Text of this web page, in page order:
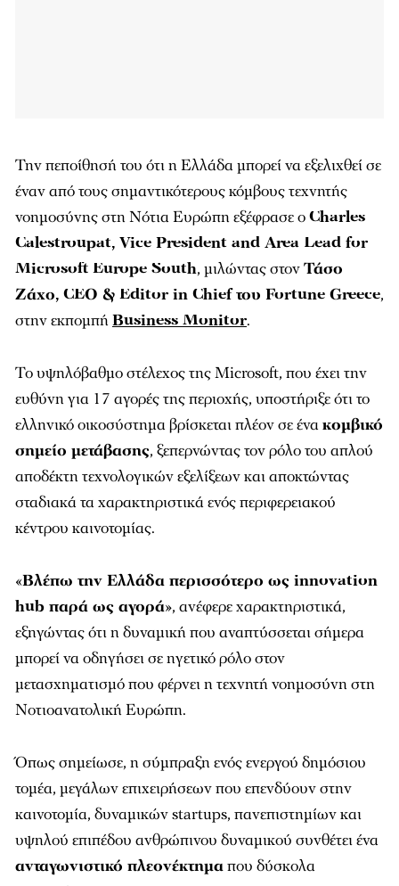
Την πεποίθησή του ότι η Ελλάδα μπορεί να εξελιχθεί σε
έναν από τους σημαντικότερους κόμβους τεχνητής
νοημοσύνης στη Νότια Ευρώπη εξέφρασε οCharles
Calestroupat, Vice President and Area Lead for
Microsoft Europe South, μιλώντας στονΤάσο
Ζάχο, CEO & Editor in Chief του Fortune Greece,
στην εκπομπήBusiness Monitor.
Το υψηλόβαθμο στέλεχος της Microsoft, που έχει την
ευθύνη για 17 αγορές της περιοχής, υποστήριξε ότι το
ελληνικό οικοσύστημα βρίσκεται πλέον σε ένακομβικό
σημείο μετάβασης, ξεπερνώντας τον ρόλο του απλού
αποδέκτη τεχνολογικών εξελίξεων και αποκτώντας
σταδιακά τα χαρακτηριστικά ενός περιφερειακού
κέντρου καινοτομίας.
«Βλέπω την Ελλάδα περισσότερο ως innovation
hub παρά ως αγορά», ανέφερε χαρακτηριστικά,
εξηγώντας ότι η δυναμική που αναπτύσσεται σήμερα
μπορεί να οδηγήσει σε ηγετικό ρόλο στον
μετασχηματισμό που φέρνει η τεχνητή νοημοσύνη στη
Νοτιοανατολική Ευρώπη.
Όπως σημείωσε, η σύμπραξη ενός ενεργού δημόσιου
τομέα, μεγάλων επιχειρήσεων που επενδύουν στην
καινοτομία, δυναμικών startups, πανεπιστημίων και
υψηλού επιπέδου ανθρώπινου δυναμικού συνθέτει ένα
ανταγωνιστικό πλεονέκτημαπου δύσκολα